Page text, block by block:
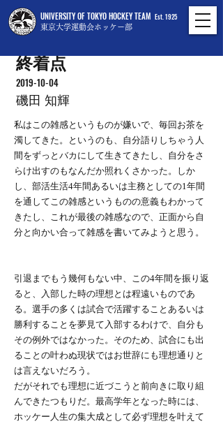
UNIVERSITY OF TOKYO HOCKEY TEAM
東京大学運動会ホッケー部
Est. 1925
終着点
2019-10-04
磯田 知輝
私はこの雑感というものが嫌いで、毎回お茶を
濁してきた。というのも、自分語りしちゃう人
間をずっとバカにして生きてきたし、自分をさ
らけ出すのもなんだか照れくさかった。しか
し、部活生活4年間あるいは主務としての1年間
を通してこの雑感というものの意義もわかって
きたし、これが最後の雑感なので、正面から自
分と向かい合って雑感を書いてみようと思う。
引退までもう幾何もない中、この4年間を振り返
ると、入部した時の理想とは程遠いものであ
る。選手の多くは試合で活躍することあるいは
勝利することを夢見て入部するわけで、自分も
その例外ではなかった。そのため、試合にも出
ることの叶わぬ現状ではお世辞にも理想通りと
は言えないだろう。
だがそれでも理想に近づこうと前向きに取り組
んできたつもりだ。最高学年となった時には、
ホッケー人生の集大成として必ず理想を叶えて